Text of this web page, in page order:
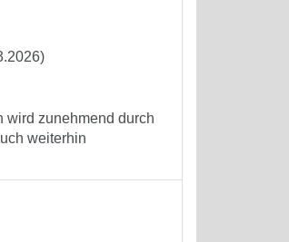
wird zunehmend durch
weiterhin